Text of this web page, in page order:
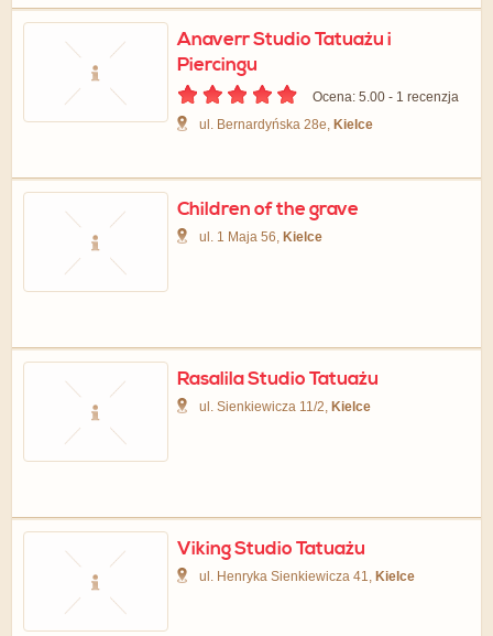
Anaverr Studio Tatuażu i
Piercingu
Ocena: 5.00 - ‎1 recenzja
ul. Bernardyńska 28e, Kielce
Children of the grave
ul. 1 Maja 56, Kielce
Rasalila Studio Tatuażu
ul. Sienkiewicza 11/2, Kielce
Viking Studio Tatuażu
ul. Henryka Sienkiewicza 41, Kielce